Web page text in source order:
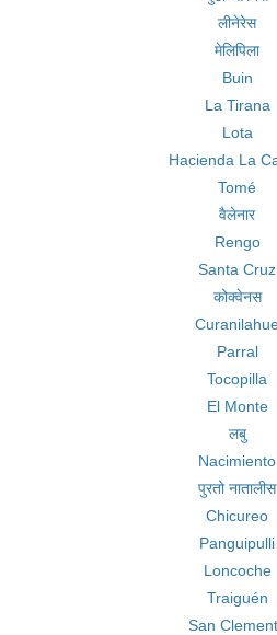
लीनेरेस
मेलिपिला
Buin
La Tirana
Lota
Hacienda La
Tomé
वैलेनार
Rengo
Santa Cruz
कोक्वेनस
Parral
Tocopilla
El Monte
लबु
Nacimiento
पुरतो नातालीस
Chicureo
Panguipulli
Loncoche
Traiguén
San